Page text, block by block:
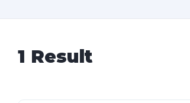
1 Result